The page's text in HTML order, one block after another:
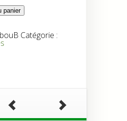
panier
Catégorie :